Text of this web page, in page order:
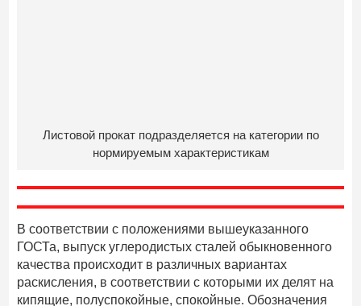
Листовой прокат подразделяется на категории по
нормируемым характеристикам
В соответствии с положениями вышеуказанного
ГОСТа, выпуск углеродистых сталей обыкновенного
качества происходит в различных вариантах
раскисления, в соответствии с которыми их делят на
кипящие, полуспокойные, спокойные. Обозначения